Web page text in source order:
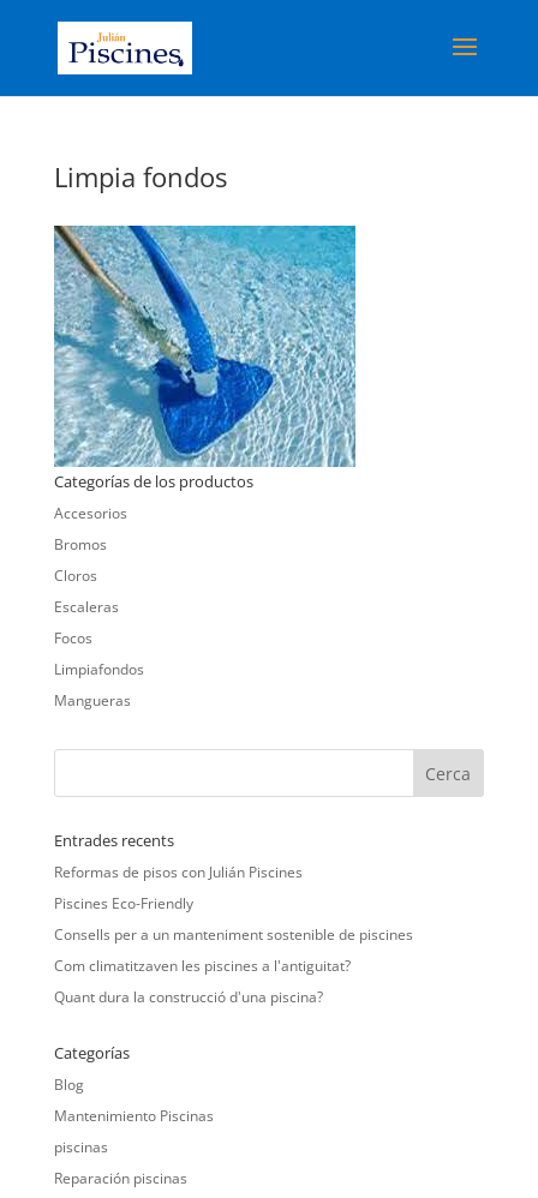
Limpia fondos
Categorías de los productos
Accesorios
Bromos
Cloros
Escaleras
Focos
Limpiafondos
Mangueras
Entrades recents
Reformas de pisos con Julián Piscines
Piscines Eco-Friendly
Consells per a un manteniment sostenible de piscines
Com climatitzaven les piscines a l'antiguitat?
Quant dura la construcció d'una piscina?
Categorías
Blog
Mantenimiento Piscinas
piscinas
Reparación piscinas